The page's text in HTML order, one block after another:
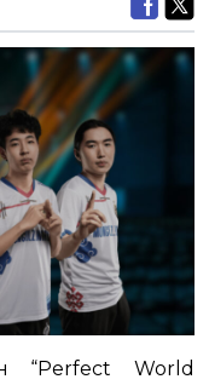
“Perfect World